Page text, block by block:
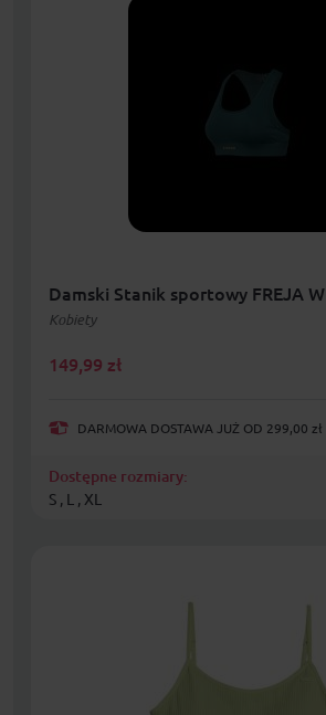
Damski Stanik sportowy FREJA W
Kobiety
149,99 zł
DARMOWA DOSTAWA JUŻ OD 299,00 zł
Dostępne rozmiary:
S , L , XL